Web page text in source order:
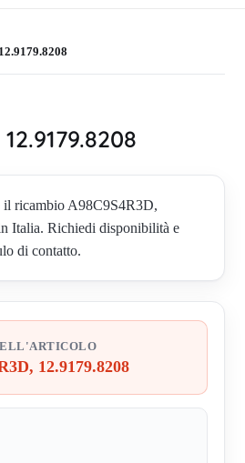
ricambio A98C9S4R3D,
Italia. Richiedi disponibilità e
di contatto.
12.9179.8208